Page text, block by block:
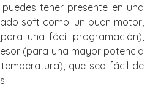
tener presente en una
soft como: un buen motor,
una fácil programación),
(para una mayor potencia
que sea fácil de